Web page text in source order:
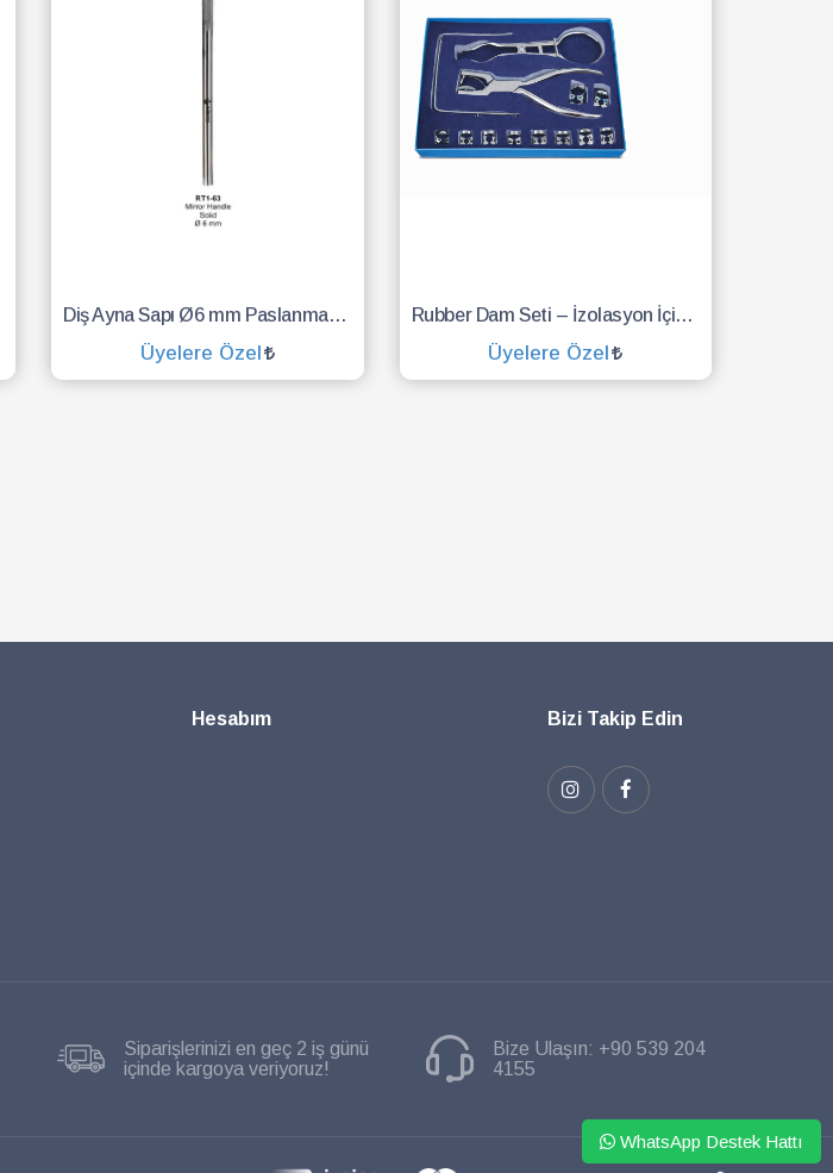
Diş Ayna Sapı Ø6 mm Paslanmaz Çelik Dental Mirror Handle (RT1-63) – Ergonomik ve Dayanıklı
Üyelere Özel
Rubber Dam Seti – İzolasyon İçin Profesyonel Dental Rubber Dam Aletleri Seti | Paslanmaz Çelik
Üyelere Özel
Hesabım Bizi Takip Edin
Siparişlerinizi en geç 2 iş günü
içinde kargoya veriyoruz!
Bize Ulaşın: +90 539 204
4155
WhatsApp Destek Hattı